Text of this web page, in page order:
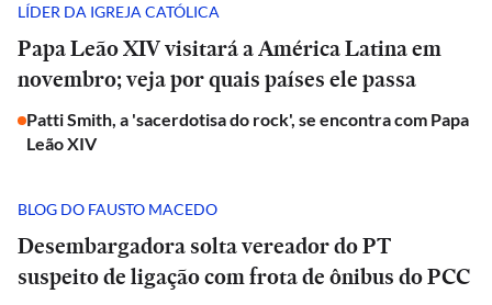
LÍDER DA IGREJA CATÓLICA
Papa Leão XIV visitará a América Latina em
novembro; veja por quais países ele passa
Patti Smith, a 'sacerdotisa do rock', se encontra com Papa
Leão XIV
BLOG DO FAUSTO MACEDO
Desembargadora solta vereador do PT
suspeito de ligação com frota de ônibus do PCC